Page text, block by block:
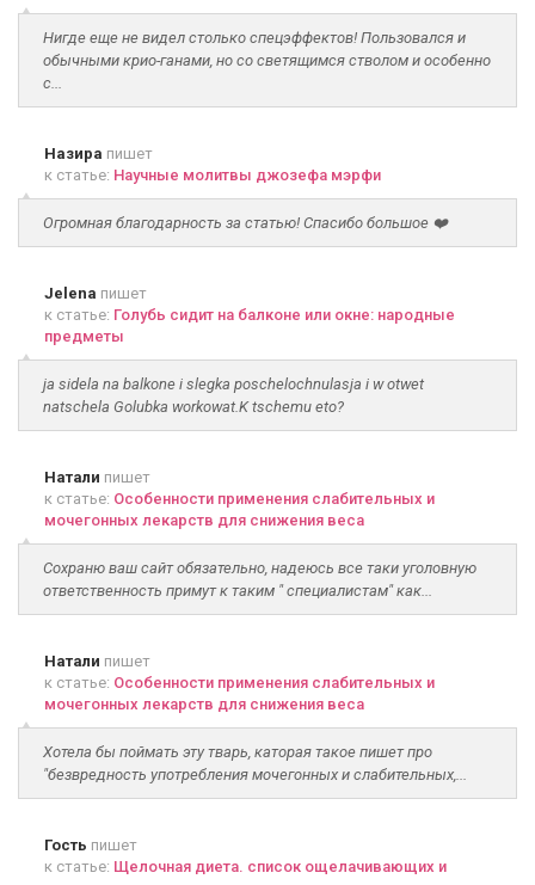
Нигде еще не видел столько спецэффектов! Пользовался и
обычными крио-ганами, но со светящимся стволом и особенно
с...
Назира пишет
к статье: Научные молитвы джозефа мэрфи
Огромная благодарность за статью! Спасибо большое ❤️
Jelena пишет
к статье: Голубь сидит на балконе или окне: народные
предметы
ja sidela na balkone i slegka poschelochnulasja i w otwet
natschela Golubka workowat.K tschemu eto?
Натали пишет
к статье: Особенности применения слабительных и
мочегонных лекарств для снижения веса
Сохраню ваш сайт обязательно, надеюсь все таки уголовную
ответственность примут к таким " специалистам" как...
Натали пишет
к статье: Особенности применения слабительных и
мочегонных лекарств для снижения веса
Хотела бы поймать эту тварь, каторая такое пишет про
"безвредность употребления мочегонных и слабительных,...
Гость пишет
к статье: Щелочная диета. список ощелачивающих и